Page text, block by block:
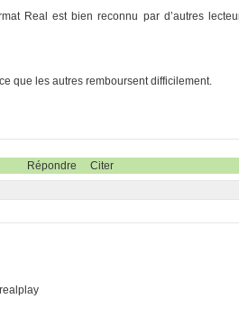
Real est bien reconnu par d’autres
que les autres remboursent difficilement.
Répondre Citer